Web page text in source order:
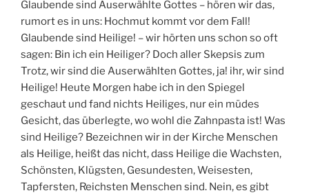
Glaubende sind Auserwählte Gottes – hören wir das,
rumort es in uns: Hochmut kommt vor dem Fall!
Glaubende sind Heilige! – wir hörten uns schon so oft
sagen: Bin ich ein Heiliger? Doch aller Skepsis zum
Trotz, wir sind die Auserwählten Gottes, ja! ihr, wir sind
Heilige! Heute Morgen habe ich in den Spiegel
geschaut und fand nichts Heiliges, nur ein müdes
Gesicht, das überlegte, wo wohl die Zahnpasta ist! Was
sind Heilige? Bezeichnen wir in der Kirche Menschen
als Heilige, heißt das nicht, dass Heilige die Wachsten,
Schönsten, Klügsten, Gesundesten, Weisesten,
Tapfersten, Reichsten Menschen sind. Nein, es gibt